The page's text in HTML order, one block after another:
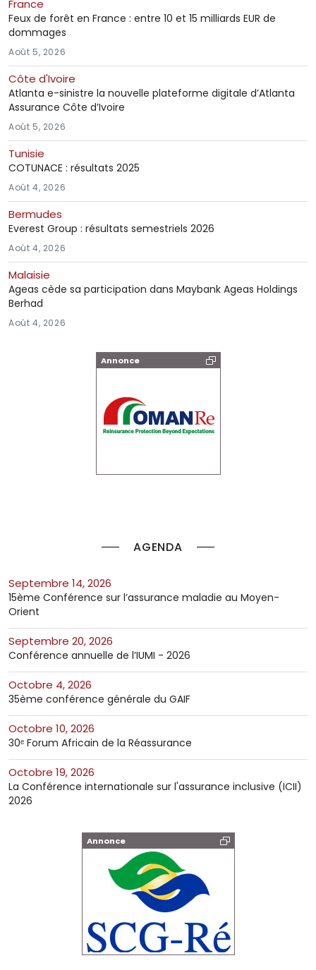
Annonce
AGENDA
septembre 14, 2026
15ème Conférence sur l’assurance maladie au Moyen-
Orient
septembre 20, 2026
Conférence annuelle de l’IUMI - 2026
octobre 4, 2026
35ème conférence générale du GAIF
octobre 10, 2026
30ᵉ Forum Africain de la Réassurance
octobre 19, 2026
La Conférence internationale sur l'assurance inclusive (ICII)
2026
Annonce
France
Feux de forêt en France : entre 10 et 15 milliards EUR de
dommages
Août 5, 2026
Côte d'Ivoire
Atlanta e-sinistre la nouvelle plateforme digitale d’Atlanta
Assurance Côte d’Ivoire
Août 5, 2026
Tunisie
COTUNACE : résultats 2025
Août 4, 2026
Bermudes
Everest Group : résultats semestriels 2026
Août 4, 2026
Malaisie
Ageas cède sa participation dans Maybank Ageas Holdings
Berhad
Août 4, 2026